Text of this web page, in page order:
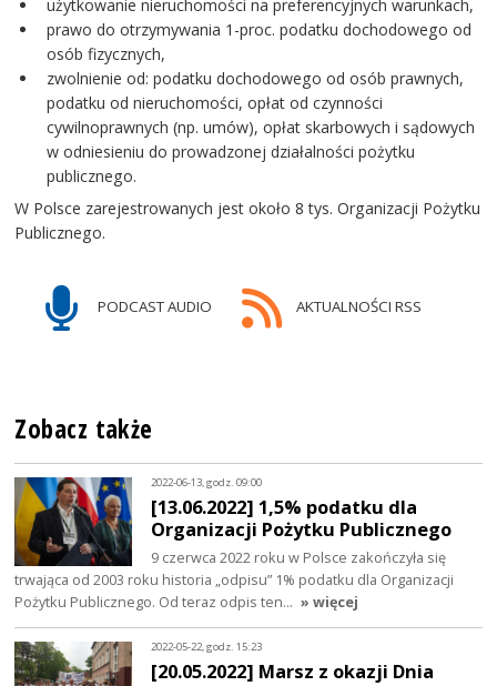
użytkowanie nieruchomości na preferencyjnych warunkach,
prawo do otrzymywania 1-proc. podatku dochodowego od
osób fizycznych,
zwolnienie od: podatku dochodowego od osób prawnych,
podatku od nieruchomości, opłat od czynności
cywilnoprawnych (np. umów), opłat skarbowych i sądowych
w odniesieniu do prowadzonej działalności pożytku
publicznego.
W Polsce zarejestrowanych jest około 8 tys. Organizacji Pożytku
Publicznego.
PODCAST AUDIO AKTUALNOŚCI RSS
Zobacz także
2022-06-13, godz. 09:00
[13.06.2022] 1,5% podatku dla
Organizacji Pożytku Publicznego
9 czerwca 2022 roku w Polsce zakończyła się
trwająca od 2003 roku historia „odpisu” 1% podatku dla Organizacji
Pożytku Publicznego. Od teraz odpis ten… » więcej
2022-05-22, godz. 15:23
[20.05.2022] Marsz z okazji Dnia